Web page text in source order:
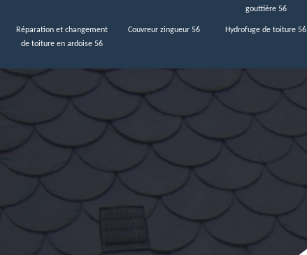
gouttière 56
Réparation et changement
de toiture en ardoise 56
Couvreur zingueur 56 Hydrofuge de toiture 56